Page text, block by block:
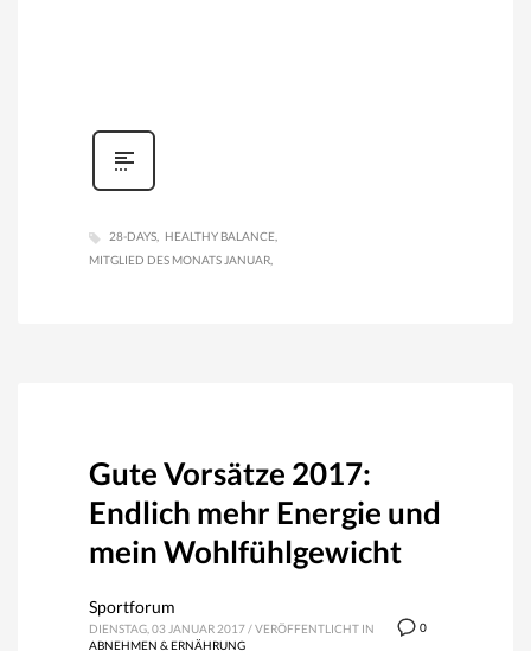
28-DAYS
HEALTHY BALANCE
MITGLIED DES MONATS JANUAR
Gute Vorsätze 2017:
Endlich mehr Energie und
mein Wohlfühlgewicht
0
Sportforum
DIENSTAG, 03 JANUAR 2017/VERÖFFENTLICHT IN
ABNEHMEN & ERNÄHRUNG